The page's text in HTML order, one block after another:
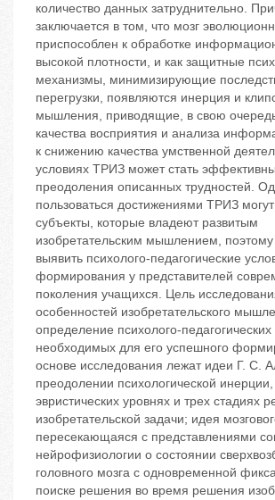
количество данных затруднительно.
заключается в том, что мозг
приспособлен к обработке
высокой плотности, и как защитные
механизмы, минимизирующие
перегрузки, появляются инерция и
мышления, приводящие, в свою
качества восприятия и анализа
к снижению качества умственной
условиях ТРИЗ может стать
преодоления описанных трудностей.
пользоваться достижениями ТРИЗ могут
субъекты, которые владеют развитым
изобретательским мышлением,
выявить психолого-педагогические
формирования у представителей
поколения учащихся. Цель
особенностей изобретательского
определение психолого-педагогических
необходимых для его успешного
основе исследования лежат идеи Г. С.
преодолении психологической инерции,
эвристических уровнях и трех стадиях
изобретательской задачи; идея
пересекающаяся с представлениями
нейрофизиологии о состоянии
головного мозга с одновременной
поиске решения во время решения